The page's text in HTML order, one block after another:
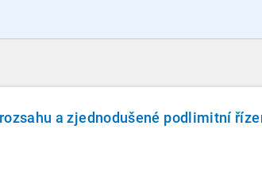
a zjednodušené podlimitní